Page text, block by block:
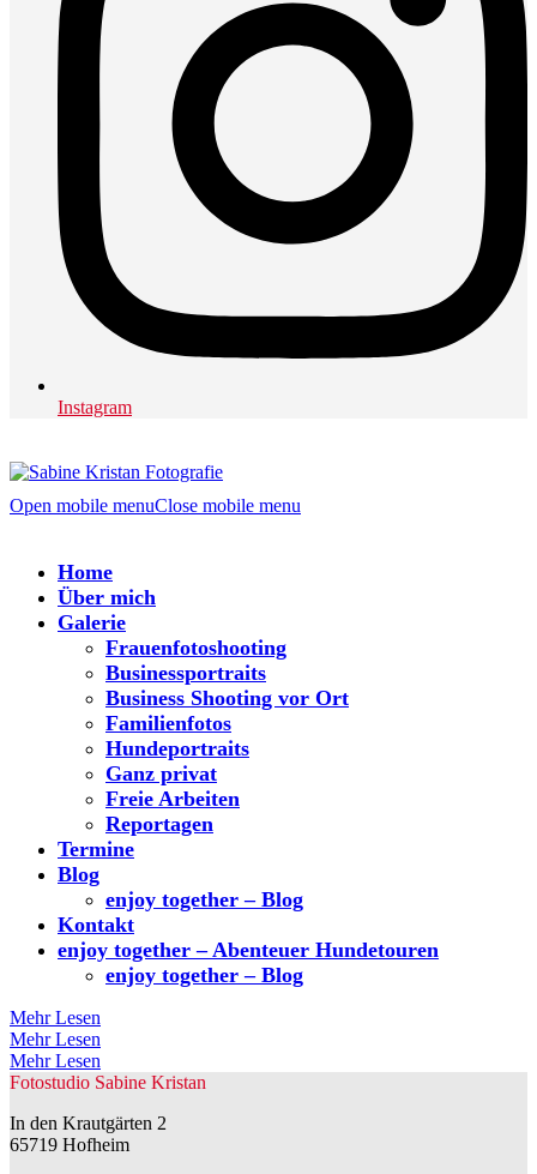
Instagram
Open mobile menuClose mobile menu
Home
Über mich
Galerie
Frauenfotoshooting
Businessportraits
Business Shooting vor Ort
Familienfotos
Hundeportraits
Ganz privat
Freie Arbeiten
Reportagen
Termine
Blog
enjoy together – Blog
Kontakt
enjoy together – Abenteuer Hundetouren
enjoy together – Blog
Mehr Lesen
Mehr Lesen
Mehr Lesen
Fotostudio Sabine Kristan
In den Krautgärten 2
65719 Hofheim